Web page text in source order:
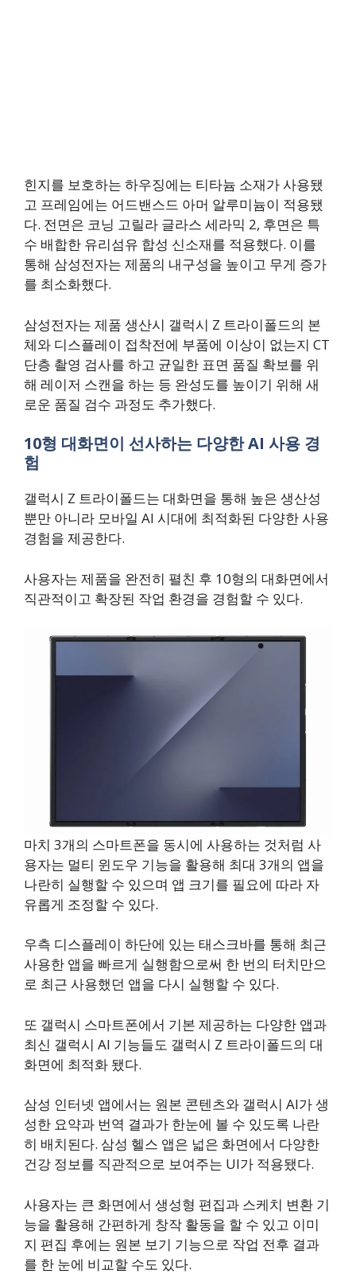
힌지를 보호하는 하우징에는 티타늄 소재가 사용됐
고 프레임에는 어드밴스드 아머 알루미늄이 적용됐
다. 전면은 코닝 고릴라 글라스 세라믹 2, 후면은 특
수 배합한 유리섬유 합성 신소재를 적용했다. 이를
통해 삼성전자는 제품의 내구성을 높이고 무게 증가
를 최소화했다.
삼성전자는 제품 생산시 갤럭시 Z 트라이폴드의 본
체와 디스플레이 접착전에 부품에 이상이 없는지 CT
단층 촬영 검사를 하고 균일한 표면 품질 확보를 위
해 레이저 스캔을 하는 등 완성도를 높이기 위해 새
로운 품질 검수 과정도 추가했다.
10형 대화면이 선사하는 다양한 AI 사용 경
험
갤럭시 Z 트라이폴드는 대화면을 통해 높은 생산성
뿐만 아니라 모바일 AI 시대에 최적화된 다양한 사용
경험을 제공한다.
사용자는 제품을 완전히 펼친 후 10형의 대화면에서
직관적이고 확장된 작업 환경을 경험할 수 있다.
마치 3개의 스마트폰을 동시에 사용하는 것처럼 사
용자는 멀티 윈도우 기능을 활용해 최대 3개의 앱을
나란히 실행할 수 있으며 앱 크기를 필요에 따라 자
유롭게 조정할 수 있다.
우측 디스플레이 하단에 있는 태스크바를 통해 최근
사용한 앱을 빠르게 실행함으로써 한 번의 터치만으
로 최근 사용했던 앱을 다시 실행할 수 있다.
또 갤럭시 스마트폰에서 기본 제공하는 다양한 앱과
최신 갤럭시 AI 기능들도 갤럭시 Z 트라이폴드의 대
화면에 최적화 됐다.
삼성 인터넷 앱에서는 원본 콘텐츠와 갤럭시 AI가 생
성한 요약과 번역 결과가 한눈에 볼 수 있도록 나란
히 배치된다. 삼성 헬스 앱은 넓은 화면에서 다양한
건강 정보를 직관적으로 보여주는 UI가 적용됐다.
사용자는 큰 화면에서 생성형 편집과 스케치 변환 기
능을 활용해 간편하게 창작 활동을 할 수 있고 이미
지 편집 후에는 원본 보기 기능으로 작업 전후 결과
를 한 눈에 비교할 수도 있다.